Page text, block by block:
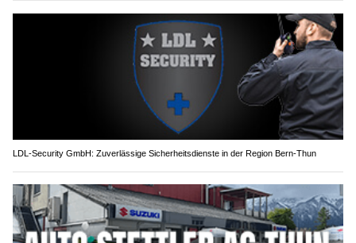
LDL-Security GmbH: Zuverlässige Sicherheitsdienste in der Region Bern-Thun